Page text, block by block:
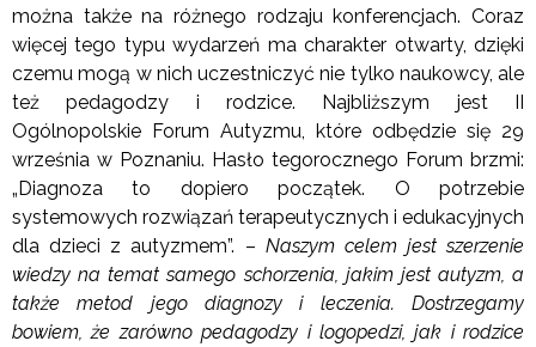
można także na różnego rodzaju konferencjach. Coraz
więcej tego typu wydarzeń ma charakter otwarty, dzięki
czemu mogą w nich uczestniczyć nie tylko naukowcy, ale
też pedagodzy i rodzice. Najbliższym jest II
Ogólnopolskie Forum Autyzmu, które odbędzie się 29
września w Poznaniu. Hasło tegorocznego Forum brzmi:
„Diagnoza to dopiero początek. O potrzebie
systemowych rozwiązań terapeutycznych i edukacyjnych
dla dzieci z autyzmem”. – Naszym celem jest szerzenie
wiedzy na temat samego schorzenia, jakim jest autyzm, a
także metod jego diagnozy i leczenia. Dostrzegamy
bowiem, że zarówno pedagodzy i logopedzi, jak i rodzice